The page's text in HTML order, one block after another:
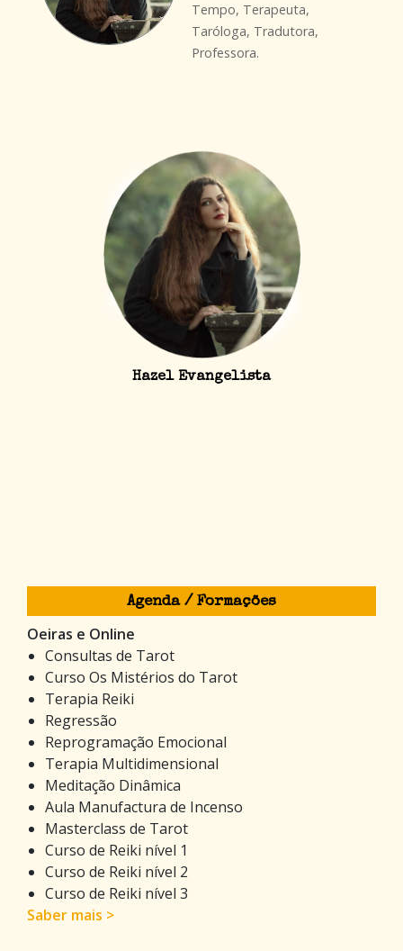
Tempo, Terapeuta,
Taróloga, Tradutora,
Professora.
Hazel Evangelista
Agenda / Formações
Oeiras e Online
Consultas de Tarot
Curso Os Mistérios do Tarot
Terapia Reiki
Regressão
Reprogramação Emocional
Terapia Multidimensional
Meditação Dinâmica
Aula Manufactura de Incenso
Masterclass de Tarot
Curso de Reiki nível 1
Curso de Reiki nível 2
Curso de Reiki nível 3
Saber mais >